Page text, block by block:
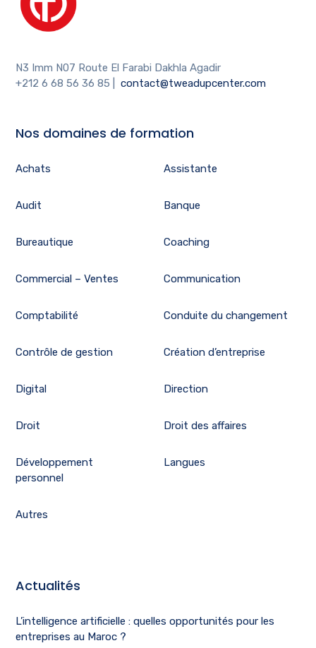
N3 Imm N07 Route El Farabi Dakhla Agadir
+212 6 68 56 36 85
|contact@tweadupcenter.com
Nos domaines de formation
Achats Assistante
Audit Banque
Bureautique Coaching
Commercial – Ventes Communication
Comptabilité Conduite du changement
Contrôle de gestion Création d’entreprise
Digital Direction
Droit Droit des affaires
Développement
personnel
Langues
Autres
Actualités
L’intelligence artificielle : quelles opportunités pour les
entreprises au Maroc ?